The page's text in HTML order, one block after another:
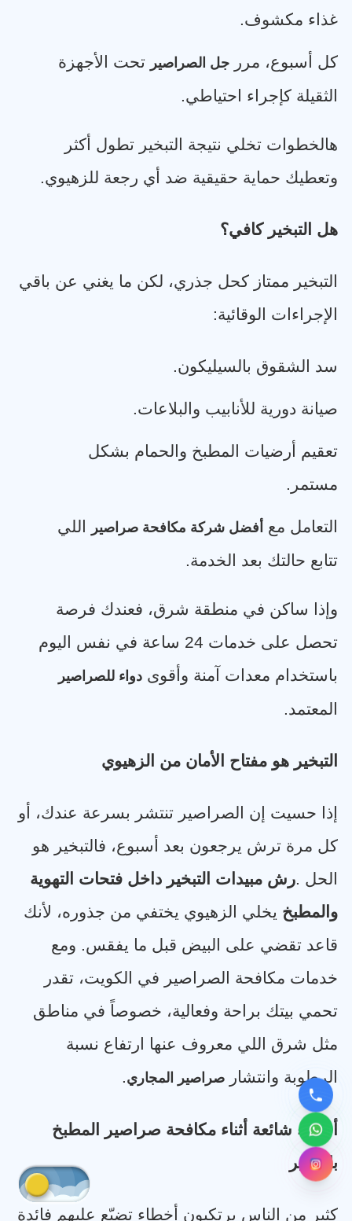
غذاء مكشوف.
كل أسبوع، مرر جل الصراصير تحت الأجهزة
الثقيلة كإجراء احتياطي.
هالخطوات تخلي نتيجة التبخير تطول أكثر
وتعطيك حماية حقيقية ضد أي رجعة للزهيوي.
هل التبخير كافي؟
التبخير ممتاز كحل جذري، لكن ما يغني عن باقي
الإجراءات الوقائية:
سد الشقوق بالسيليكون.
صيانة دورية للأنابيب والبلاعات.
تعقيم أرضيات المطبخ والحمام بشكل
مستمر .
التعامل مع أفضل شركة مكافحة صراصير
اللي
تتابع حالتك بعد الخدمة.
وإذا ساكن في منطقة شرق، فعندك فرصة
تحصل على خدمات 24 ساعة في نفس اليوم
باستخدام معدات آمنة وأقوى دواء للصراصير
المعتمد.
التبخير هو مفتاح الأمان من الزهيوي
إذا حسيت إن الصراصير تنتشر بسرعة عندك، أو
كل مرة ترش يرجعون بعد أسبوع، فالتبخير هو
الحل .رش مبيدات التبخير داخل فتحات التهوية
والمطبخ يخلي الزهيوي يختفي من جذوره، لأنك
قاعد تقضي على البيض قبل ما يفقس. ومع
خدمات مكافحة الصراصير في الكويت، تقدر
تحمي بيتك براحة وفعالية، خصوصاً في مناطق
مثل شرق اللي معروف عنها ارتفاع نسبة
الرطوبة وانتشار صراصير المجاري.
أخطاء شائعة أثناء مكافحة صراصير المطبخ
بالتبخير
كثير من الناس يرتكبون أخطاء تضيّع عليهم فائدة